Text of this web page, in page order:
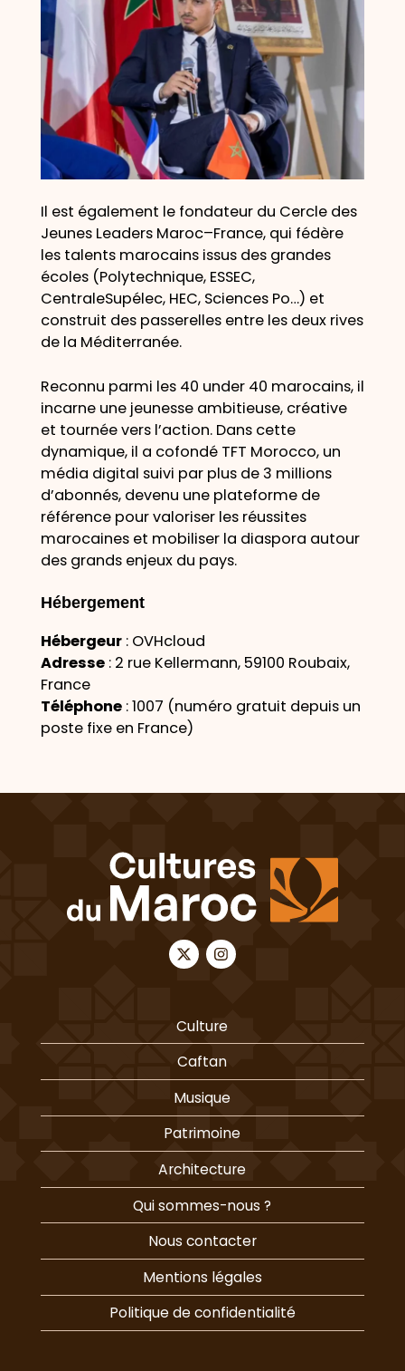
Il est également le fondateur du Cercle des
Jeunes Leaders Maroc–France, qui fédère
les talents marocains issus des grandes
écoles (Polytechnique, ESSEC,
CentraleSupélec, HEC, Sciences Po…) et
construit des passerelles entre les deux rives
de la Méditerranée.
Reconnu parmi les 40 under 40 marocains, il
incarne une jeunesse ambitieuse, créative
et tournée vers l’action. Dans cette
dynamique, il a cofondé TFT Morocco, un
média digital suivi par plus de 3 millions
d’abonnés, devenu une plateforme de
référence pour valoriser les réussites
marocaines et mobiliser la diaspora autour
des grands enjeux du pays.
Hébergement
Hébergeur: OVHcloud
Adresse: 2 rue Kellermann, 59100 Roubaix,
France
Téléphone: 1007 (numéro gratuit depuis un
poste fixe en France)
Culture
Caftan
Musique
Patrimoine
Architecture
Qui sommes-nous ?
Nous contacter
Mentions légales
Politique de confidentialité